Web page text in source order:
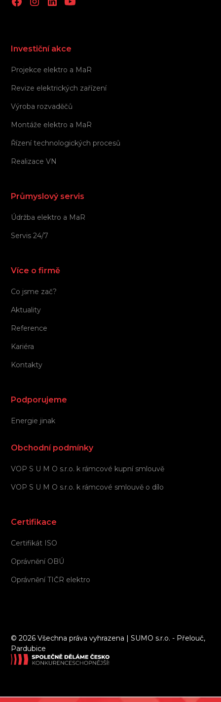
Investiční akce
Projekce elektro a MaR
Revize elektrických zařízení
Výroba rozvaděčů
Montáže elektro a MaR
Řízení technologických procesů
Realizace VN
Průmyslový servis
Údržba elektro a MaR
Servis 24/7
Více o firmě
Co jsme zač?
Aktuality
Reference
Kariéra
Kontakty
Podporujeme
Energie jinak
Obchodní podmínky
VOP S U M O s.r.o. k rámcové kupní smlouvě
VOP S U M O s.r.o. k rámcové smlouvě o dílo
Certifikace
Certifikát ISO
Oprávnění OBÚ
Oprávnění TIČR elektro
©2026 Všechna práva vyhrazena | SUMO s.r.o. - Přelouč,
Pardubice